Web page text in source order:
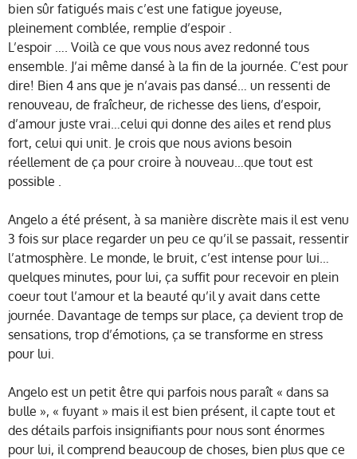
bien sûr fatigués mais c’est une fatigue joyeuse,
pleinement comblée, remplie d’espoir .
L’espoir …. Voilà ce que vous nous avez redonné tous
ensemble. J’ai même dansé à la fin de la journée. C’est pour
dire! Bien 4 ans que je n’avais pas dansé… un ressenti de
renouveau, de fraîcheur, de richesse des liens, d’espoir,
d’amour juste vrai…celui qui donne des ailes et rend plus
fort, celui qui unit. Je crois que nous avions besoin
réellement de ça pour croire à nouveau…que tout est
possible .
Angelo a été présent, à sa manière discrète mais il est venu
3 fois sur place regarder un peu ce qu’il se passait, ressentir
l’atmosphère. Le monde, le bruit, c’est intense pour lui…
quelques minutes, pour lui, ça suffit pour recevoir en plein
coeur tout l’amour et la beauté qu’il y avait dans cette
journée. Davantage de temps sur place, ça devient trop de
sensations, trop d’émotions, ça se transforme en stress
pour lui.
Angelo est un petit être qui parfois nous paraît « dans sa
bulle », « fuyant » mais il est bien présent, il capte tout et
des détails parfois insignifiants pour nous sont énormes
pour lui, il comprend beaucoup de choses, bien plus que ce